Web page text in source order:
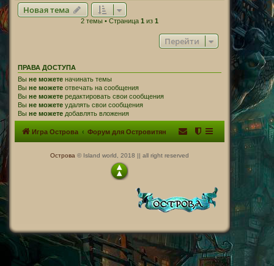
Новая тема
2 темы • Страница 1 из 1
Перейти
ПРАВА ДОСТУПА
Вы не можете начинать темы
Вы не можете отвечать на сообщения
Вы не можете редактировать свои сообщения
Вы не можете удалять свои сообщения
Вы не можете добавлять вложения
Игра Острова Форум для Островитян
Острова © Island world, 2018 || all right reserved